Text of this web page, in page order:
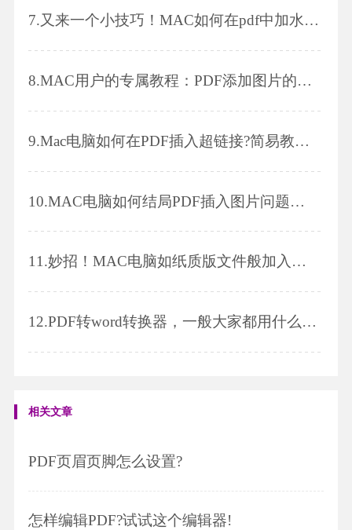
7.又来一个小技巧！MAC如何在pdf中加水印，记好咯～
8.MAC用户的专属教程：PDF添加图片的小技巧
9.Mac电脑如何在PDF插入超链接?简易教程来了!
10.MAC电脑如何结局PDF插入图片问题呢？快来看看！
11.妙招！MAC电脑如纸质版文件般加入页码！
12.PDF转word转换器，一般大家都用什么软件?
相关文章
PDF页眉页脚怎么设置?
怎样编辑PDF?试试这个编辑器!